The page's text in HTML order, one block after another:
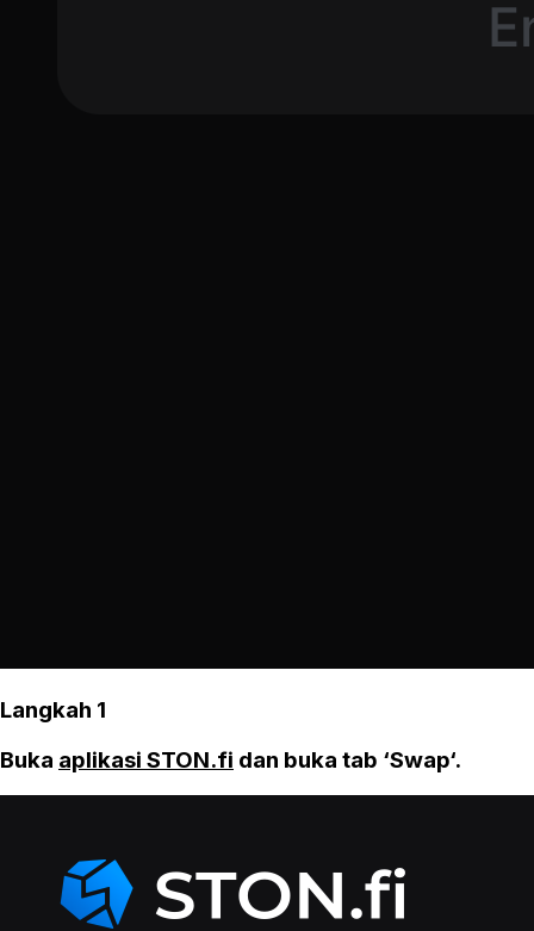
Langkah 1
Buka aplikasi STON.fi dan buka tab ‘Swap‘.